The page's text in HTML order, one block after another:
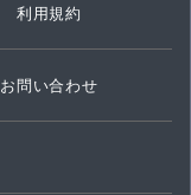
利用規約
お問い合わせ